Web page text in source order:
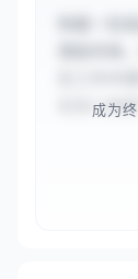
在工作中
任务让
成为